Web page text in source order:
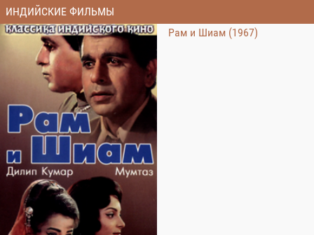
ИНДИЙСКИЕ ФИЛЬМЫ
Рам и Шиам (1967)